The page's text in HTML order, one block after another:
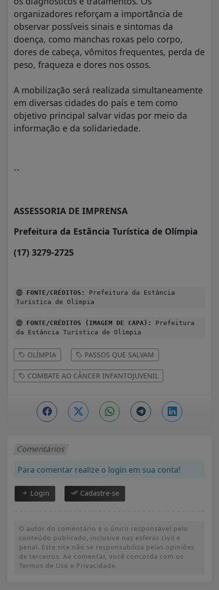
organizadores reforçam a importância de
observar possíveis sinais e sintomas da
doença, como manchas roxas pelo corpo,
dores de cabeça, vômitos frequentes, perda de
peso, fraqueza e dores nos ossos.
A mobilização será realizada simultaneamente
em diversas cidades do país e tem como
objetivo principal salvar vidas por meio da
informação e da solidariedade.
--
ASSESSORIA DE IMPRENSA
Prefeitura da Estância Turística de Olímpia
(17) 3279-2725
FONTE/CRÉDITOS:
Prefeitura da Estância
Turística de Olímpia
FONTE/CRÉDITOS (IMAGEM DE CAPA):
Prefeitura
da Estância Turística de Olímpia
OLÍMPIA PASSOS QUE SALVAM
COMBATE AO CÂNCER INFANTOJUVENIL
Comentários
Para comentar realize o login em sua conta!
Login Cadastre-se
O autor do comentário é o único responsável pelo
conteúdo publicado, inclusive nas esferas civil e
penal. Este site não se responsabiliza pelas opiniões
de terceiros. Ao comentar, você concorda com os
Termos de Uso e Privacidade.